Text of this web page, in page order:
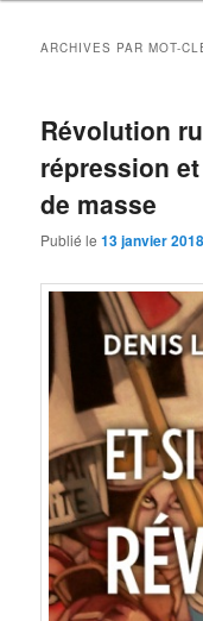
ARCHIVES PAR MOT-
Révolution
répression
de masse
Publié le13 janvier 2018